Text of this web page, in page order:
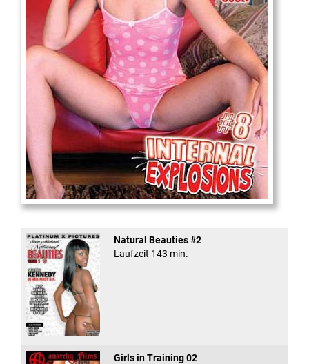
Internal Explosionen
Natural Beauties #2
Laufzeit 143 min.
Girls in Training 02